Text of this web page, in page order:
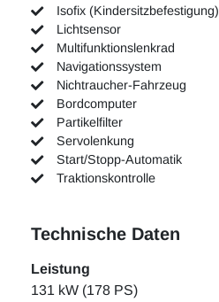
Isofix (Kindersitzbefestigung)
Lichtsensor
Multifunktionslenkrad
Navigationssystem
Nichtraucher-Fahrzeug
Bordcomputer
Partikelfilter
Servolenkung
Start/Stopp-Automatik
Traktionskontrolle
Technische Daten
Leistung
131 kW (178 PS)